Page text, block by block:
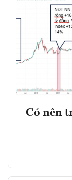
Có nên